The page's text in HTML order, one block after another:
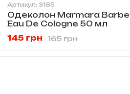
Артикул: 3185
Одеколон Marmara
Eau De Cologne 50 мл
165 грн
145 грн